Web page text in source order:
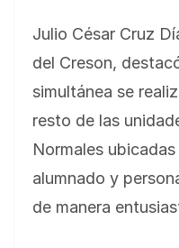
Julio César Cruz
del Creson,
simultánea se
resto de las
Normales
alumnado y
de manera